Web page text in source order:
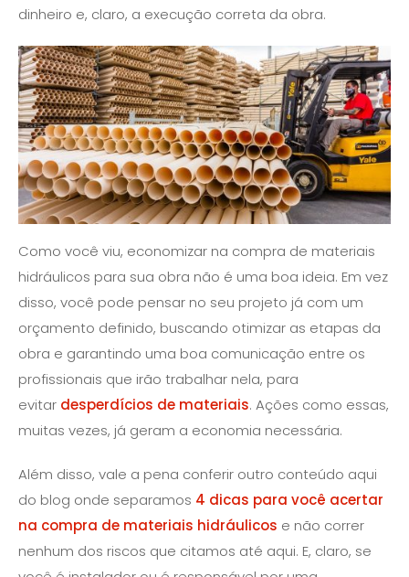
dinheiro e, claro, a execução correta da obra.
Como você viu, economizar na compra de materiais
hidráulicos para sua obra não é uma boa ideia. Em vez
disso, você pode pensar no seu projeto já com um
orçamento definido, buscando otimizar as etapas da
obra e garantindo uma boa comunicação entre os
profissionais que irão trabalhar nela, para
evitar desperdícios de materiais. Ações como essas,
muitas vezes, já geram a economia necessária.
Além disso, vale a pena conferir outro conteúdo aqui
do blog onde separamos 4 dicas para você acertar
na compra de materiais hidráulicos e não correr
nenhum dos riscos que citamos até aqui. E, claro, se